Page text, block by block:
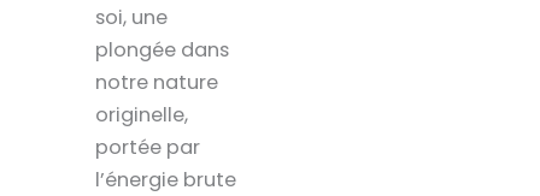
soi, une
plongée dans
notre nature
originelle,
portée par
l’énergie brute